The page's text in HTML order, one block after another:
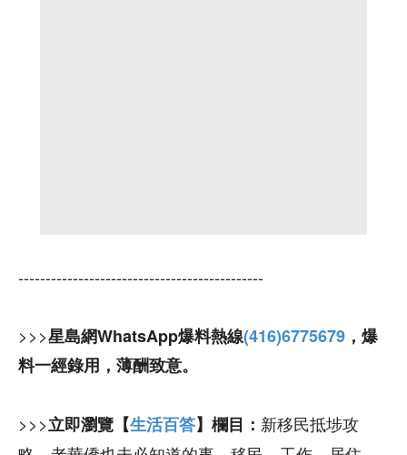
---------------------------------------------
>>>星島網WhatsApp爆料熱線(416)6775679 ，爆
料一經錄用，薄酬致意。
>>>立即瀏覽【生活百答】欄目： 新移民抵埗攻